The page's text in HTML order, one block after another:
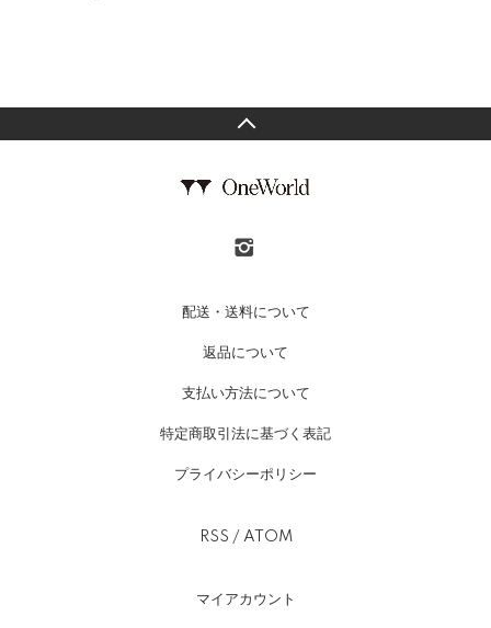
配送・送料について
返品について
支払い方法について
特定商取引法に基づく表記
プライバシーポリシー
RSS / ATOM
マイアカウント